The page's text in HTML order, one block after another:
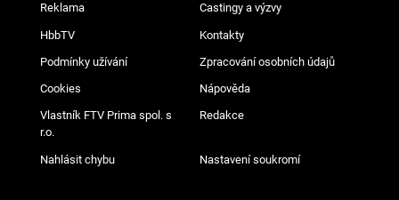
Reklama Castingy a výzvy
HbbTV Kontakty
Podmínky užívání Zpracování osobních údajů
Cookies Nápověda
Vlastník FTV Prima spol. s
r.o.
Redakce
Nahlásit chybu Nastavení soukromí